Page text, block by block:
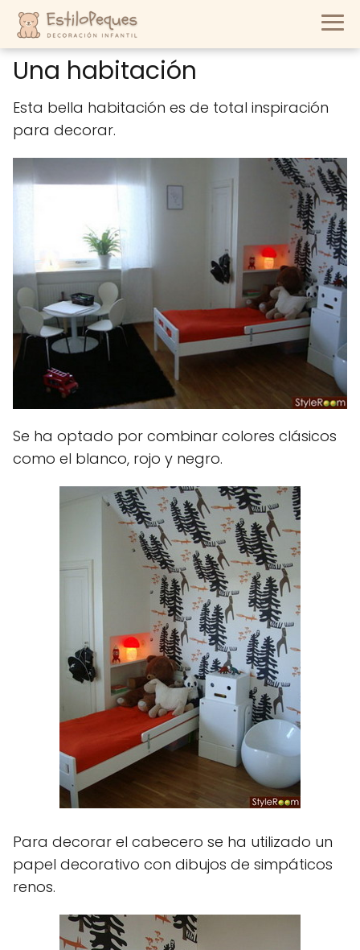
Una habitación
Esta bella habitación es de total inspiración
para decorar.
Se ha optado por combinar colores clásicos
como el blanco, rojo y negro.
Para decorar el cabecero se ha utilizado un
papel decorativo con dibujos de simpáticos
renos.